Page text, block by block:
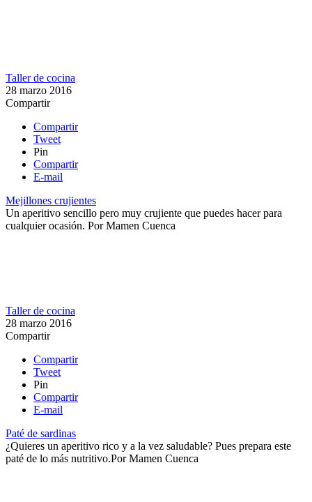
Taller de cocina
28 marzo 2016
Compartir
Compartir
Tweet
Pin
Compartir
E-mail
Mejillones crujientes
Un aperitivo sencillo pero muy crujiente que puedes hacer para
cualquier ocasión. PorMamen Cuenca
Taller de cocina
28 marzo 2016
Compartir
Compartir
Tweet
Pin
Compartir
E-mail
Paté de sardinas
¿Quieres un aperitivo rico y a la vez saludable? Pues prepara este
paté de lo más nutritivo.​PorMamen Cuenca